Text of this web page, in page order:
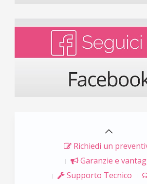
Richiedi un
Garanzie e
Supporto Tecnico